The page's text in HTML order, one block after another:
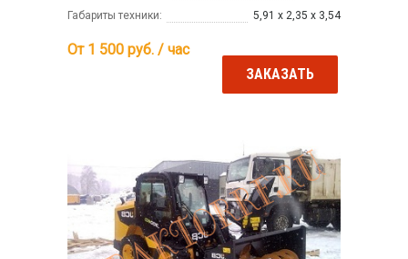
Габариты техники:
5,91 х 2,35 х 3,54
От 1 500 руб. / час
ЗАКАЗАТЬ